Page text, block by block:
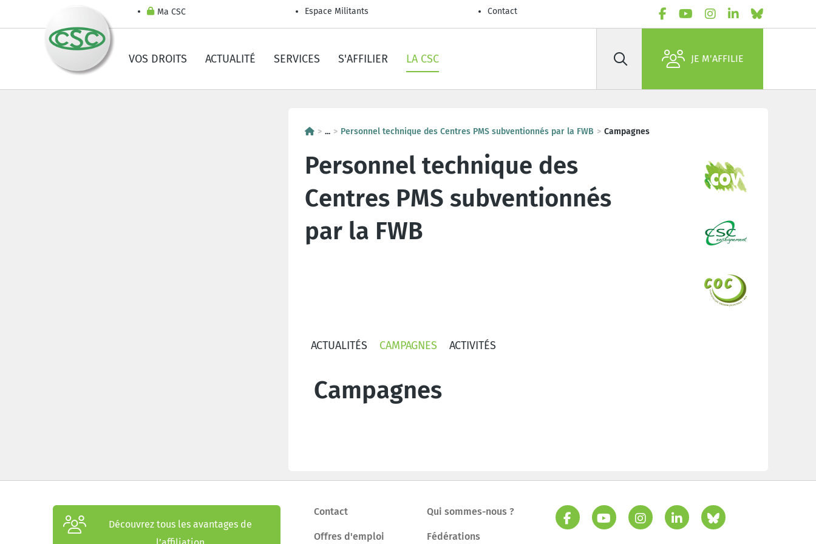
Ma CSC Espace Militants Contact
VOS DROITS ACTUALITÉ SERVICES S'AFFILIER LA CSC Rechercher JE M'AFFILIE
... Personnel technique des Centres PMS subventionnés par la FWB Campagnes
Personnel technique des
Centres PMS subventionnés
par la FWB
ACTUALITÉS CAMPAGNES ACTIVITÉS
Campagnes
Découvrez tous les avantages de
Contact
Offres d'emploi
Qui sommes-nous ?
Fédérations